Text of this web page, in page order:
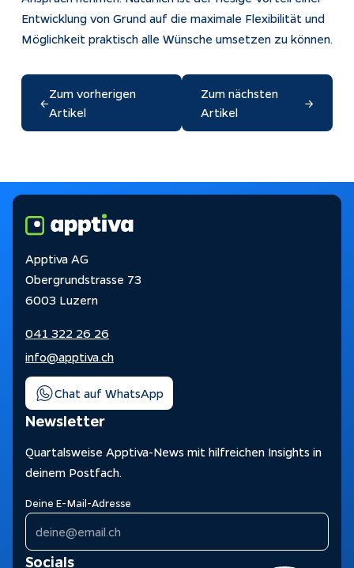
Entwicklung von Grund auf die maximale Flexibilität und
Möglichkeit praktisch alle Wünsche umsetzen zu können.
←
Zum vorherigen
Artikel
Zum nächsten
Artikel
→
Apptiva AG
Obergrundstrasse 73
6003 Luzern
041 322 26 26
info@apptiva.ch
Chat auf WhatsApp
Newsletter
Quartalsweise Apptiva-News mit hilfreichen Insights in
deinem Postfach.
Deine E-Mail-Adresse
Socials